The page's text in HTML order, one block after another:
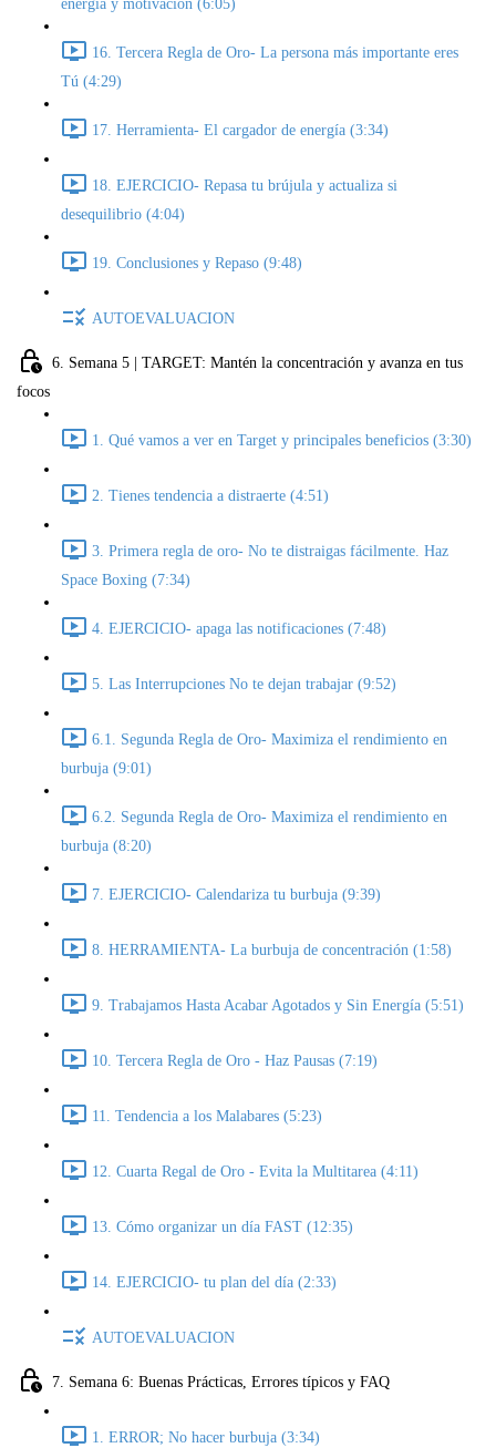
energía y motivación (6:05)
16. Tercera Regla de Oro- La persona más importante eres
Tú (4:29)
17. Herramienta- El cargador de energía (3:34)
18. EJERCICIO- Repasa tu brújula y actualiza si
desequilibrio (4:04)
19. Conclusiones y Repaso (9:48)
AUTOEVALUACION
6. Semana 5 | TARGET: Mantén la concentración y avanza en tus
focos
1. Qué vamos a ver en Target y principales beneficios (3:30)
2. Tienes tendencia a distraerte (4:51)
3. Primera regla de oro- No te distraigas fácilmente. Haz
Space Boxing (7:34)
4. EJERCICIO- apaga las notificaciones (7:48)
5. Las Interrupciones No te dejan trabajar (9:52)
6.1. Segunda Regla de Oro- Maximiza el rendimiento en
burbuja (9:01)
6.2. Segunda Regla de Oro- Maximiza el rendimiento en
burbuja (8:20)
7. EJERCICIO- Calendariza tu burbuja (9:39)
8. HERRAMIENTA- La burbuja de concentración (1:58)
9. Trabajamos Hasta Acabar Agotados y Sin Energía (5:51)
10. Tercera Regla de Oro - Haz Pausas (7:19)
11. Tendencia a los Malabares (5:23)
12. Cuarta Regal de Oro - Evita la Multitarea (4:11)
13. Cómo organizar un día FAST (12:35)
14. EJERCICIO- tu plan del día (2:33)
AUTOEVALUACION
7. Semana 6: Buenas Prácticas, Errores típicos y FAQ
1. ERROR; No hacer burbuja (3:34)